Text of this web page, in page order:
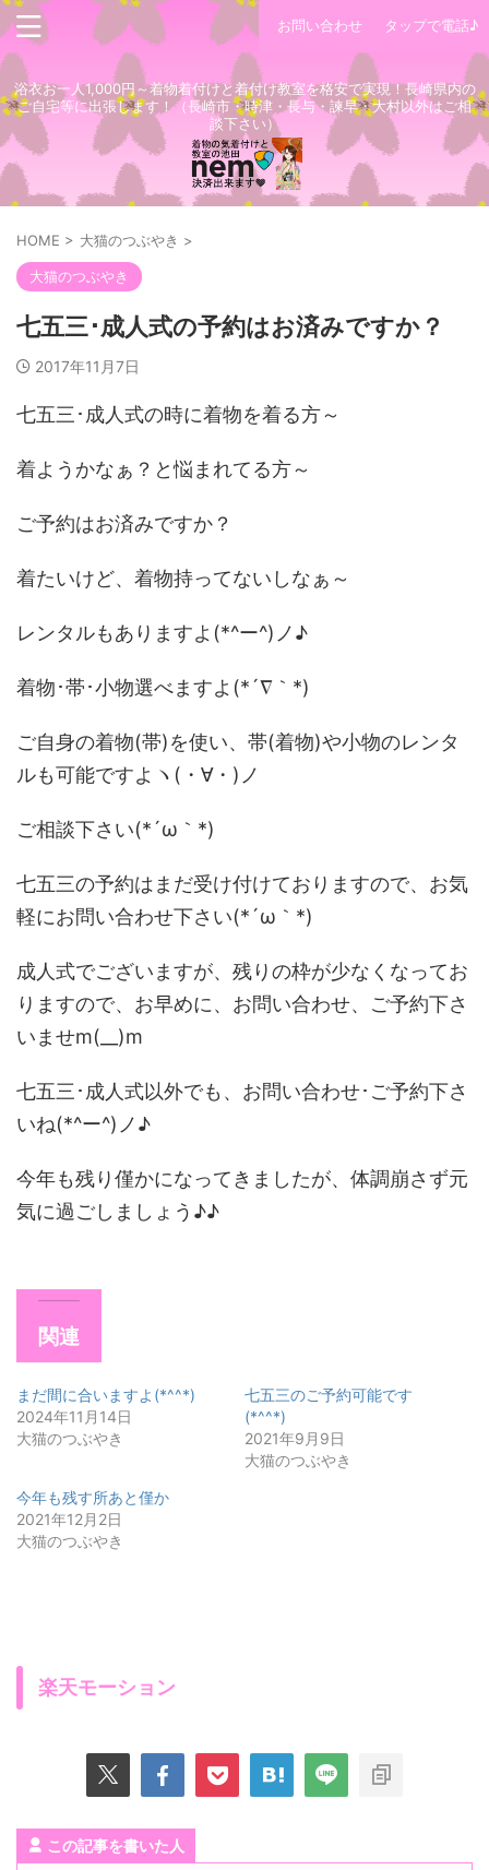
お問い合わせ タップで電話♪
浴衣お一人1,000円～着物着付けと着付け教室を格安で実現！長崎県内の
ご自宅等に出張します！（長崎市・時津・長与・諫早・大村以外はご相
談下さい）
HOME > 大猫のつぶやき >
大猫のつぶやき
七五三･成人式の予約はお済みですか？
2017年11月7日
七五三･成人式の時に着物を着る方～
着ようかなぁ？と悩まれてる方～
ご予約はお済みですか？
着たいけど、着物持ってないしなぁ～
レンタルもありますよ(*^ー^)ノ♪
着物･帯･小物選べますよ(*´∇｀*)
ご自身の着物(帯)を使い、帯(着物)や小物のレンタ
ルも可能ですよヽ(・∀・)ノ
ご相談下さい(*´ω｀*)
七五三の予約はまだ受け付けておりますので、お気
軽にお問い合わせ下さい(*´ω｀*)
成人式でございますが、残りの枠が少なくなってお
りますので、お早めに、お問い合わせ、ご予約下さ
いませm(__)m
七五三･成人式以外でも、お問い合わせ･ご予約下さ
いね(*^ー^)ノ♪
今年も残り僅かになってきましたが、体調崩さず元
気に過ごしましょう♪♪
関連
まだ間に合いますよ(*^^*)
2024年11月14日
大猫のつぶやき
七五三のご予約可能です
(*^^*)
2021年9月9日
大猫のつぶやき
今年も残す所あと僅か
2021年12月2日
大猫のつぶやき
楽天モーション
この記事を書いた人